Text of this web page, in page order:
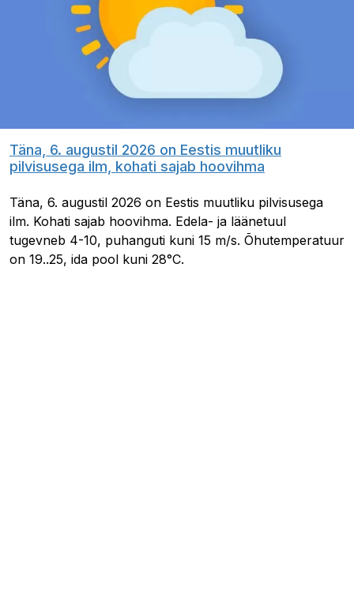
Täna, 6. augustil 2026 on Eestis muutliku
pilvisusega ilm, kohati sajab hoovihma
Täna, 6. augustil 2026 on Eestis muutliku pilvisusega
ilm. Kohati sajab hoovihma. Edela- ja läänetuul
tugevneb 4-10, puhanguti kuni 15 m/s. Õhutemperatuur
on 19..25, ida pool kuni 28°C.